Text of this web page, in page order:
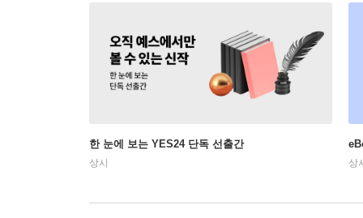
한 눈에 보는 YES24 단독 선출간
상시 상